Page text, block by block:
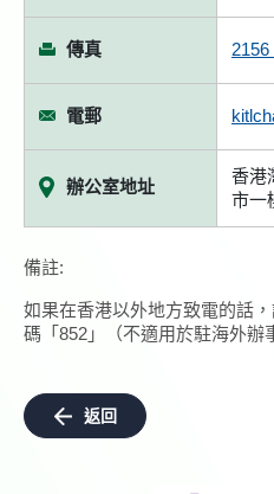
傳真 2156
電郵
辦公室地址
香港
市一
備註:
如果在香港以外地方致電的話
碼「852」（不適用於駐海外辦
返回